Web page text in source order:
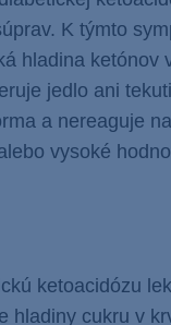
K týmto
hladina
jedlo ani
a nereaguje
vysoké
ketoacidózu
hladiny cukru v